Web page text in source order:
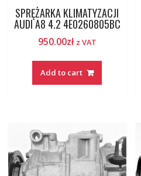
SPRĘŻARKA KLIMATYZACJI
AUDI A8 4.2 4E0260805BC
950.00zł z VAT
Add to cart